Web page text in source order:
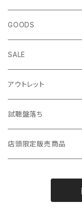
生き方
短歌・詩集
ZINE・リトルプレス
趣味・暮らし
音楽・映画・芸術
自然・動物・植物
◎ NEWFOLK特集
◎ シンガーソングライタ
CD
LP（レコード）
TAPE（カセットテープ）
GOODS
SALE
LP
CD・TAPE・7インチ
アウトレット
試聴盤落ち
店頭限定販売商品